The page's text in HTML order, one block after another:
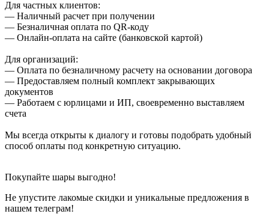
Для частных клиентов:
— Наличный расчет при получении
— Безналичная оплата по QR-коду
— Онлайн-оплата на сайте (банковской картой)
Для организаций:
— Оплата по безналичному расчету на основании договора
— Предоставляем полный комплект закрывающих
документов
— Работаем с юрлицами и ИП, своевременно выставляем
счета
Мы всегда открыты к диалогу и готовы подобрать удобный
способ оплаты под конкретную ситуацию.
Покупайте шары выгодно!
Не упустите лакомые скидки и уникальные предложения в
нашем телеграм!